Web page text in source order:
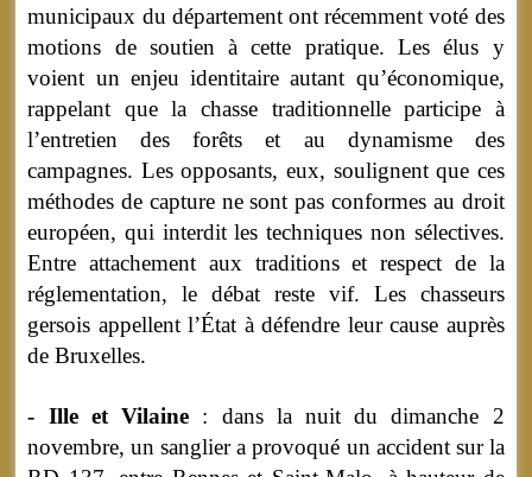
municipaux du département ont récemment voté des
motions de soutien à cette pratique. Les élus y
voient un enjeu identitaire autant qu’économique,
rappelant que la chasse traditionnelle participe à
l’entretien des forêts et au dynamisme des
campagnes. Les opposants, eux, soulignent que ces
méthodes de capture ne sont pas conformes au droit
européen, qui interdit les techniques non sélectives.
Entre attachement aux traditions et respect de la
réglementation, le débat reste vif. Les chasseurs
gersois appellent l’État à défendre leur cause auprès
de Bruxelles.
- Ille et Vilaine : dans la nuit du dimanche 2
novembre, un sanglier a provoqué un accident sur la